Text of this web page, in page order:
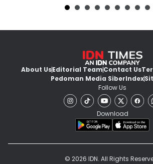
About UsEditorial TeamContact Us
Pedoman Media SiberIndex
Follow Us
Download
© 2026 IDN. All Rights